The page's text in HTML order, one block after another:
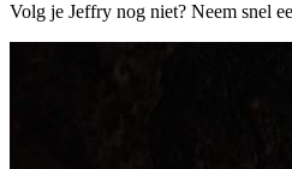
Volg je Jeffry nog niet? Neem snel